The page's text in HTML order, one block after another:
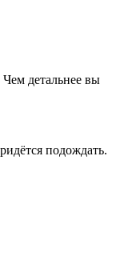
детальнее вы
подождать.